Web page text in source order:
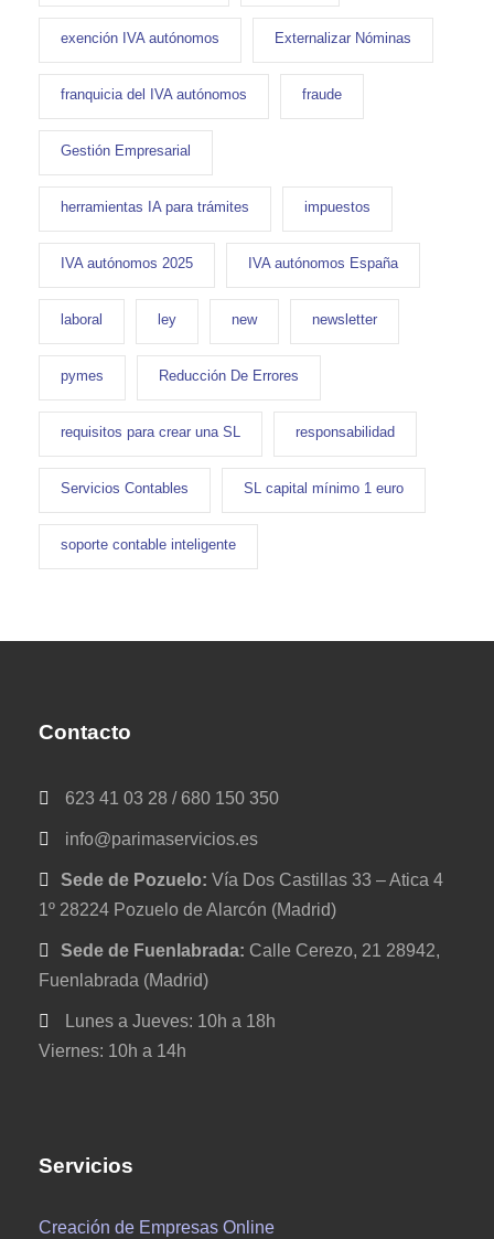
exención IVA autónomos Externalizar Nóminas
franquicia del IVA autónomos fraude
Gestión Empresarial
herramientas IA para trámites impuestos
IVA autónomos 2025 IVA autónomos España
laboral ley new newsletter
pymes Reducción De Errores
requisitos para crear una SL responsabilidad
Servicios Contables SL capital mínimo 1 euro
soporte contable inteligente
Contacto
623 41 03 28 / 680 150 350
info@parimaservicios.es
Sede de Pozuelo: Vía Dos Castillas 33 – Atica 4
1º 28224 Pozuelo de Alarcón (Madrid)
Sede de Fuenlabrada: Calle Cerezo, 21 28942,
Fuenlabrada (Madrid)
Lunes a Jueves: 10h a 18h
Viernes: 10h a 14h
Servicios
Creación de Empresas Online